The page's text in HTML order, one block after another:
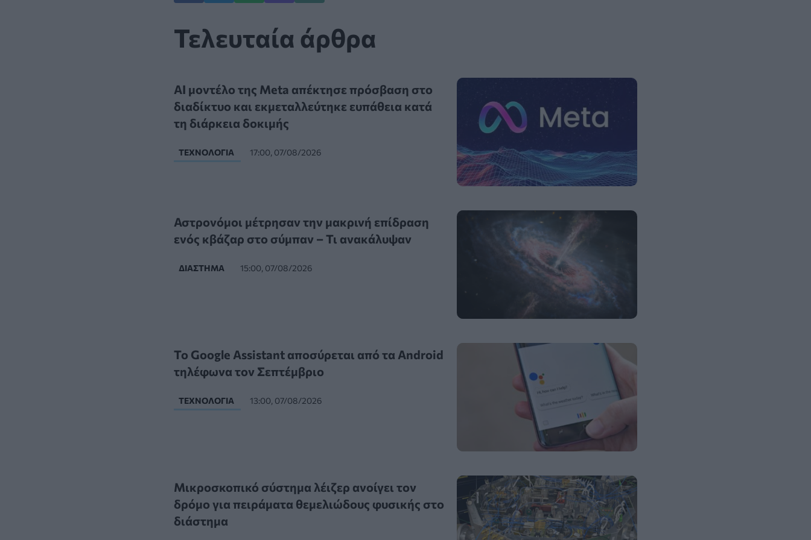
Τελευταία άρθρα
AI μοντέλο της Meta απέκτησε πρόσβαση στο
διαδίκτυο και εκμεταλλεύτηκε ευπάθεια κατά
τη διάρκεια δοκιμής
ΤΕΧΝΟΛΟΓΊΑ 17:00, 07/08/2026
Αστρονόμοι μέτρησαν την μακρινή επίδραση
ενός κβάζαρ στο σύμπαν – Τι ανακάλυψαν
ΔΙΆΣΤΗΜΑ 15:00, 07/08/2026
Το Google Assistant αποσύρεται από τα Android
τηλέφωνα τον Σεπτέμβριο
ΤΕΧΝΟΛΟΓΊΑ 13:00, 07/08/2026
Μικροσκοπικό σύστημα λέιζερ ανοίγει τον
δρόμο για πειράματα θεμελιώδους φυσικής στο
διάστημα